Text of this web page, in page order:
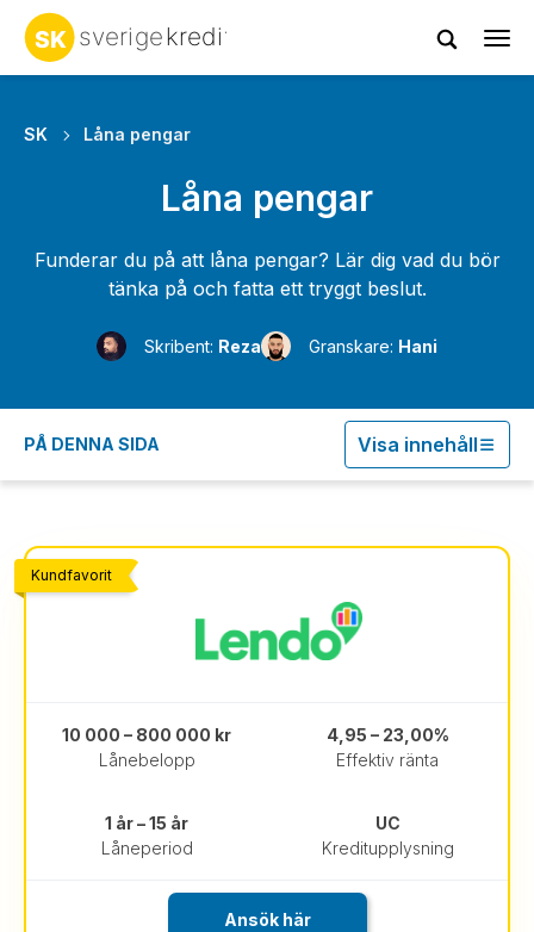
SK Låna pengar
Låna pengar
Funderar du på att låna pengar? Lär dig vad du bör
tänka på och fatta ett tryggt beslut.
Skribent: Reza Granskare: Hani
PÅ DENNA SIDA Visa innehåll
Kundfavorit
Lånebelopp
10 000 – 800 000 kr
Effektiv ränta
4,95 – 23,00%
Låneperiod
1 år – 15 år
Kreditupplysning
UC
Ansök här